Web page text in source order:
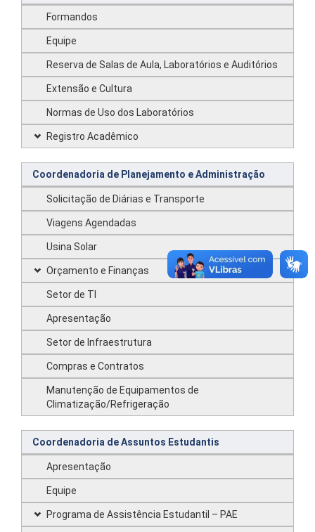
Formandos
Equipe
Reserva de Salas de Aula, Laboratórios e Auditórios
Extensão e Cultura
Normas de Uso dos Laboratórios
Registro Acadêmico
Coordenadoria de Planejamento e Administração
Solicitação de Diárias e Transporte
Viagens Agendadas
Usina Solar
Orçamento e Finanças
Setor de TI
Apresentação
Setor de Infraestrutura
Compras e Contratos
Manutenção de Equipamentos de
Climatização/Refrigeração
Coordenadoria de Assuntos Estudantis
Apresentação
Equipe
Programa de Assistência Estudantil – PAE